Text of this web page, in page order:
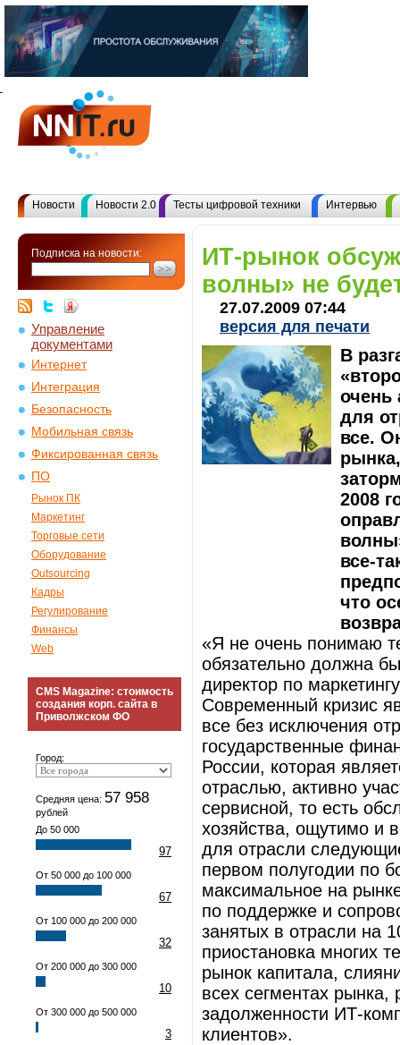
Новости Новости 2.0 Тесты цифровой техники Интервью
Подписка на новости:
Управление
документами
Интернет
Интеграция
Безопасность
Мобильная связь
Фиксированная связь
ПО
Рынок ПК
Маркетинг
Торговые сети
Оборудование
Outsourcing
Кадры
Регулирование
Финансы
Web
CMS Magazine: стоимость
создания корп. сайта в
Приволжском ФО
Город:
Средняя цена: 57 958
рублей
До 50 000
97
От 50 000 до 100 000
67
От 100 000 до 200 000
32
От 200 000 до 300 000
10
От 300 000 до 500 000
3
ИТ-рынок
волны» не
27.07.2009 07:44
версия для печати
В
очень
для
все.
2008
все-
что
«Я не очень понимаю
обязательно должна
директор по
Современный кризис
все без исключения
государственные
России, которая
отраслью, активно
сервисной, то есть
хозяйства, ощутимо и
для отрасли
первом полугодии по
максимальное на
по поддержке и
занятых в отрасли на
приостановка многих
рынок капитала,
всех сегментах рынка,
задолженности ИТ-
клиентов».